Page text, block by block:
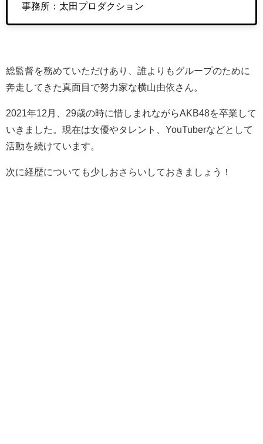
事務所：太田プロダクション
総監督を務めていただけあり、誰よりもグループのために
奔走してきた真面目で努力家な横山由依さん。
2021年12月、29歳の時に惜しまれながらAKB48を卒業して
いきました。現在は女優やタレント、YouTuberなどとして
活動を続けています。
次に経歴についても少しおさらいしておきましょう！